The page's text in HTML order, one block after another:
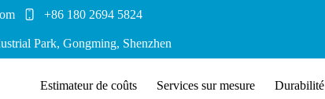
+86 180 2694 5824
Park, Gongming, Shenzhen
Estimateur de coûts Services sur mesure Durabilité